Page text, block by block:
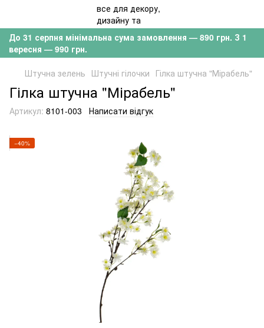
До 31 серпня мінімальна сума замовлення — 890 грн. З 1
вересня — 990 грн.
Штучна зелень Штучні гілочки Гілка штучна "Мірабель"
Гілка штучна "Мірабель"
Артикул: 8101-003 Написати відгук
−40%